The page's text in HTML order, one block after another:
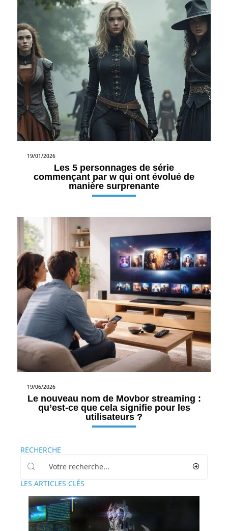
19/01/2026
Les 5 personnages de série
commençant par w qui ont évolué de
manière surprenante
19/06/2026
Le nouveau nom de Movbor streaming :
qu’est-ce que cela signifie pour les
utilisateurs ?
RECHERCHE
LES ARTICLES CLÉS